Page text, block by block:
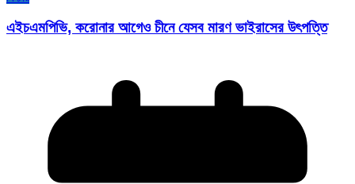
এইচএমপিভি, করোনার আগেও চীনে যেসব মারণ ভাইরাসের উৎপত্তি